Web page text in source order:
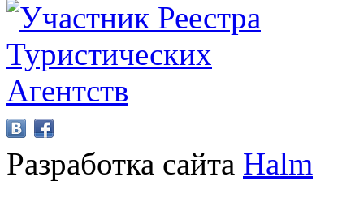
Разработка сайта Halm